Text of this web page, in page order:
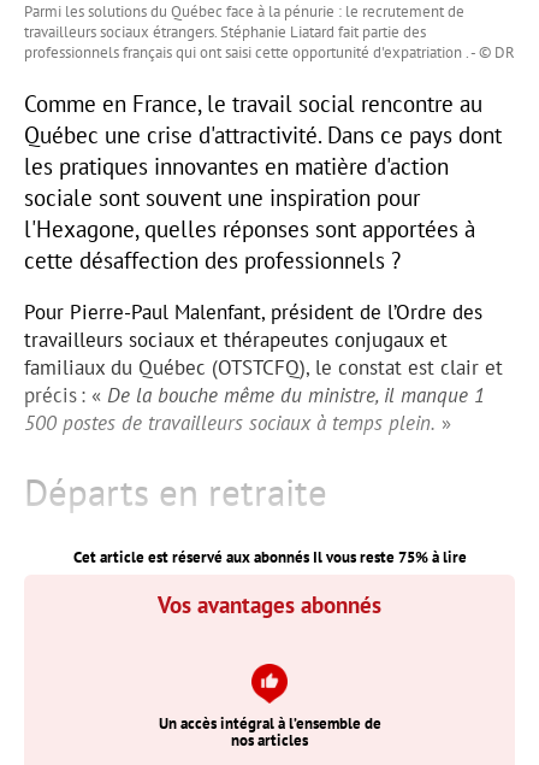
Parmi les solutions du Québec face à la pénurie : le recrutement de
travailleurs sociaux étrangers. Stéphanie Liatard fait partie des
professionnels français qui ont saisi cette opportunité d'expatriation . - © DR
Comme en France, le travail social rencontre au
Québec une crise d'attractivité. Dans ce pays dont
les pratiques innovantes en matière d'action
sociale sont souvent une inspiration pour
l'Hexagone, quelles réponses sont apportées à
cette désaffection des professionnels ?
Pour Pierre-Paul Malenfant, président de l’Ordre des
travailleurs sociaux et thérapeutes conjugaux et
familiaux du Québec (OTSTCFQ), le constat est clair et
précis : « De la bouche même du ministre, il manque 1
500 postes de travailleurs sociaux à temps plein. »
Départs en retraite
Cet article est réservé aux abonnés Il vous reste75% à lire
Vos avantages abonnés
Un accès intégral à l’ensemble de
nos articles